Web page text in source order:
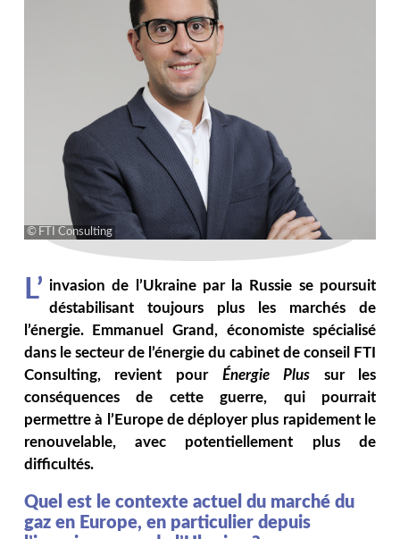
FTI Consulting
L’ invasion de l’Ukraine par la Russie se poursuit
déstabilisant toujours plus les marchés de
l’énergie. Emmanuel Grand, économiste spécialisé
dans le secteur de l’énergie du cabinet de conseil FTI
Consulting, revient pour Énergie Plus sur les
conséquences de cette guerre, qui pourrait
permettre à l’Europe de déployer plus rapidement le
renouvelable, avec potentiellement plus de
difficultés.
Quel est le contexte actuel du marché du
gaz en Europe, en particulier depuis